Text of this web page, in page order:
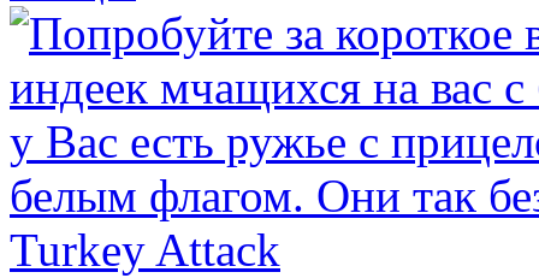
Turkey Attack